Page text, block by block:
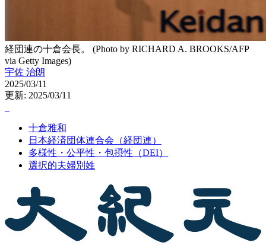
経団連の十倉会長。 (Photo by RICHARD A. BROOKS/AFP
via Getty Images)
宇佐 治朗
2025/03/11
更新: 2025/03/11
十倉雅和
日本経済団体連合会（経団連）
多様性・公平性・包摂性（DEI）
選択的夫婦別姓